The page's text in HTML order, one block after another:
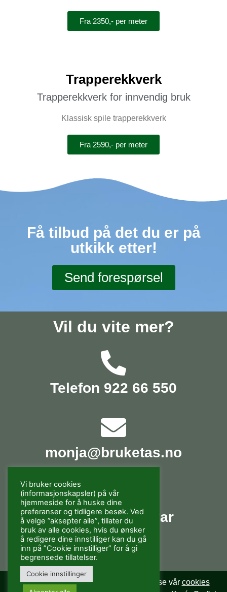
Fra 2350,- per meter
Trapperekkverk
Trapperekkverk for innvendig bruk
Klassisk spile trapperekkverk
Fra 2590,- per meter
Få tilbud på det du er på
utkikk etter!
Send forespørsel
Vil du vite mer?
Telefon 922 66 550
monja@bruketas.no
Spørsmål og svar
Vi bruker cookies. For mer informasjon se vår cookies
Vi bruker cookies
(informasjonskapsler) på vår
hjemmeside for å huske dine
preferanser og tidligere besøk. Ved
å velge ”aksepter alle”, tillater du
bruk av alle cookies, hvis du ønsker
å redigere dine innstilliger kan du gå
inn på ”Cookie innstilliger” for å gi
begrensede tillatelser.
Cookie innstillinger